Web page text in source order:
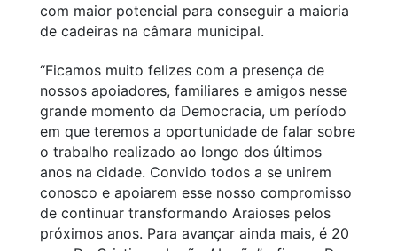
com maior potencial para conseguir a maioria
de cadeiras na câmara municipal.
“Ficamos muito felizes com a presença de
nossos apoiadores, familiares e amigos nesse
grande momento da Democracia, um período
em que teremos a oportunidade de falar sobre
o trabalho realizado ao longo dos últimos
anos na cidade. Convido todos a se unirem
conosco e apoiarem esse nosso compromisso
de continuar transformando Araioses pelos
próximos anos. Para avançar ainda mais, é 20